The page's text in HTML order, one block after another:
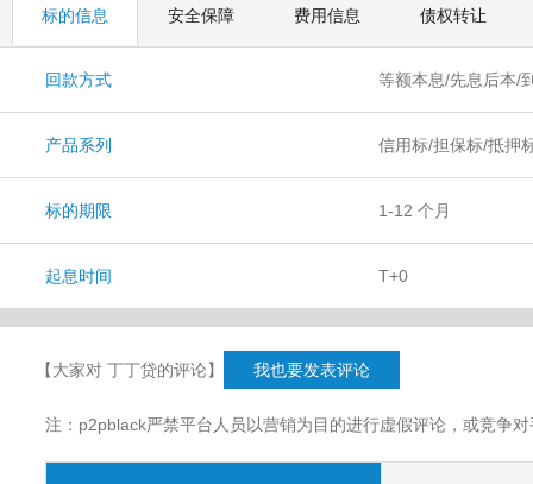
标的信息 安全保障 费用信息 债权转让
回款方式 等额本息/先息后本/
产品系列 信用标/担保标/抵押
标的期限 1-12 个月
起息时间 T+0
【大家对 丁丁贷的评论】 我也要发表评论
注：p2pblack严禁平台人员以营销为目的进行虚假评论，或竞争